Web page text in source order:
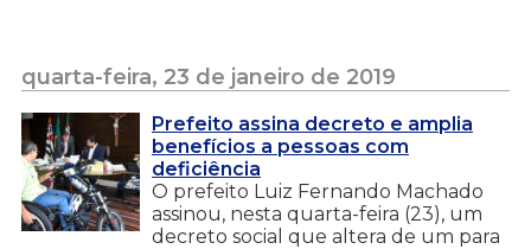
quarta-feira, 23 de janeiro de 2019
Prefeito assina decreto e amplia
benefícios a pessoas com
deficiência
O prefeito Luiz Fernando Machado
assinou, nesta quarta-feira (23), um
decreto social que altera de um para